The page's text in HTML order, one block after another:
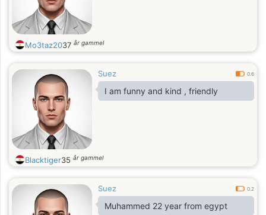
Mo3taz2037 år gammel
Suez 0.6
I am funny and kind , friendly
Blacktiger35 år gammel
Suez 0.2
Muhammed 22 year from egypt